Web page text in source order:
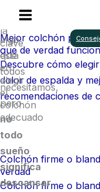
contenido
mejor:
la
clave
está
en
elegir
el
colchón
adecuado
Dormir
algo
que
todos
necesitamos,
pero
no
todo
sueño
significa
descansar
Mejor colchón para
que de verdad
Descubre cómo
dolor de espalda y
recomendaciones de
Colchón firme o
verdad
Colchón firme o